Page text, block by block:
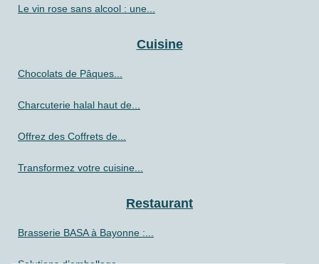
Le vin rose sans alcool : une...
Cuisine
Chocolats de Pâques...
Charcuterie halal haut de...
Offrez des Coffrets de...
Transformez votre cuisine...
Restaurant
Brasserie BASA à Bayonne :...